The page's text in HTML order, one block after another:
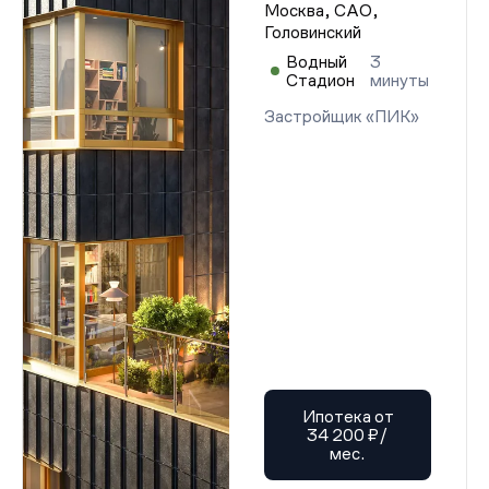
Проектная декларация от 22.08.2025 г.
Проектная декларация от 22.08.2025 г.
Проектная декларация от 22.08.2025 г.
Проектная декларация от 22.08.2025 г.
Проектная декларация от 22.08.2025 г.
Проектная декларация от 22.08.2025 г.
Проектная декларация от 22.08.2025 г.
Проектная декларация от 22.08.2025 г.
Проектная декларация от 22.08.2025 г.
Проектная декларация от 22.08.2025 г.
Проектная декларация от 22.08.2025 г.
Проектная декларация от 22.08.2025 г.
Проектная декларация от 22.08.2025 г.
Проектная декларация от 22.08.2025 г.
Проектная декларация от 22.08.2025 г.
Проектная декларация от 22.08.2025 г.
Проектная декларация от 22.08.2025 г.
Проектная декларация от 22.08.2025 г.
Проектная декларация от 22.08.2025 г.
Проектная декларация от 22.08.2025 г.
Проектная декларация от 22.08.2025 г.
Проектная декларация от 22.08.2025 г.
Проектная декларация от 22.08.2025 г.
Проектная декларация от 22.08.2025 г.
Проектная декларация от 22.08.2025 г.
Проектная декларация от 22.08.2025 г.
Москва, САО,
Головинский
Водный
Стадион
3
минуты
Застройщик «ПИК»
Ипотека от
34 200 ₽/
мес.